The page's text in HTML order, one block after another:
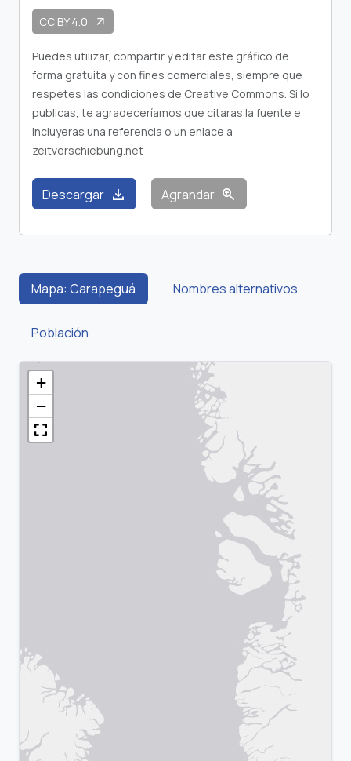
CC BY 4.0 arrow_outward
Puedes utilizar, compartir y editar este gráfico de
forma gratuita y con fines comerciales, siempre que
respetes las condiciones de Creative Commons. Si lo
publicas, te agradeceríamos que citaras la fuente e
incluyeras una referencia o un enlace a
zeitverschiebung.net
Descargar download Agrandar zoom_in
Mapa: Carapeguá Nombres alternativos
Población
+
−